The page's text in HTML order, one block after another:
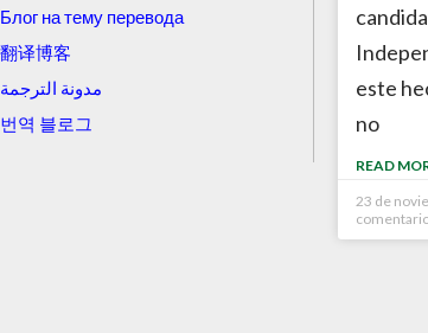
Блог на тему перевода
翻译博客
مدونة الترجمة
번역 블로그
este
no
READ
23 de